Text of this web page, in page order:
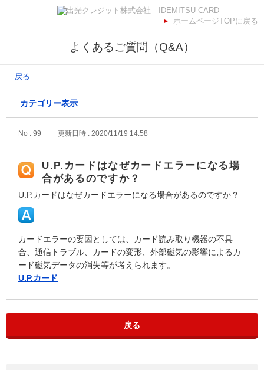
ホームページTOPに戻る
よくあるご質問（Q&A）
戻る
カテゴリー表示
No : 99 更新日時 : 2020/11/19 14:58
U.P.カードはなぜカードエラーになる場
合があるのですか？
U.P.カードはなぜカードエラーになる場合があるのですか？
カードエラーの要因としては、カード読み取り機器の不具
合、通信トラブル、カードの変形、外部磁気の影響によるカ
ード磁気データの消失等が考えられます。
U.P.カード
戻る